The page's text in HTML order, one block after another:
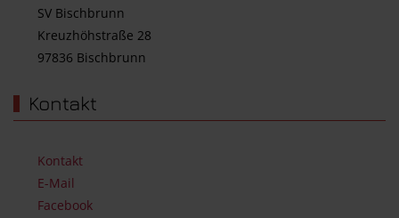
SV Bischbrunn
Kreuzhöhstraße 28
97836 Bischbrunn
Kontakt
Kontakt
E-Mail
Facebook